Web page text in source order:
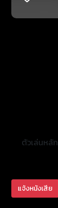
ตัวเล่นหลัก
แจ้งหนังเสีย